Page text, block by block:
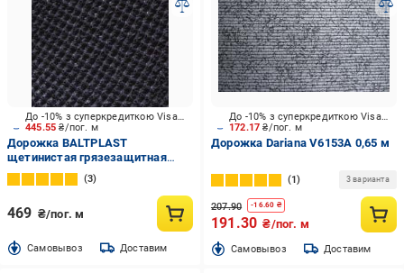
445.55₴/пог. м
До -10% з суперкредиткою Visa Вигода
Дорожка BALTPLAST
щетинистая грязезащитная
темно-серый 0,88 м (4740069-
27)
3
469 ₴/пог. м
Cамовывоз Доставим
172.17₴/пог. м
До -10% з суперкредиткою Visa Вигода
Дорожка Dariana V6153A 0,65 м
1 3 варианта
207.90 -16.60 ₴
191.30 ₴/пог. м
Cамовывоз Доставим